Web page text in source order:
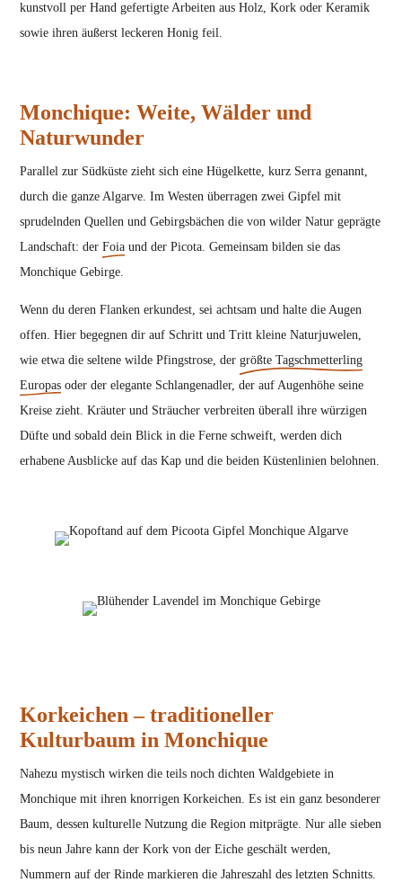
kunstvoll per Hand gefertigte Arbeiten aus Holz, Kork oder Keramik
sowie ihren äußerst leckeren Honig feil.
Monchique: Weite, Wälder und
Naturwunder
Parallel zur Südküste zieht sich eine Hügelkette, kurz Serra genannt,
durch die ganze Algarve. Im Westen überragen zwei Gipfel mit
sprudelnden Quellen und Gebirgsbächen die von wilder Natur geprägte
Landschaft: derFoia und der Picota. Gemeinsam bilden sie das
Monchique Gebirge.
Wenn du deren Flanken erkundest, sei achtsam und halte die Augen
offen. Hier begegnen dir auf Schritt und Tritt kleine Naturjuwelen,
wie etwa die seltene wilde Pfingstrose, dergrößte Tagschmetterling
Europas oder der elegante Schlangenadler, der auf Augenhöhe seine
Kreise zieht. Kräuter und Sträucher verbreiten überall ihre würzigen
Düfte und sobald dein Blick in die Ferne schweift, werden dich
erhabene Ausblicke auf das Kap und die beiden Küstenlinien belohnen.
Korkeichen – traditioneller
Kulturbaum in Monchique
Nahezu mystisch wirken die teils noch dichten Waldgebiete in
Monchique mit ihren knorrigen Korkeichen. Es ist ein ganz besonderer
Baum, dessen kulturelle Nutzung die Region mitprägte. Nur alle sieben
bis neun Jahre kann der Kork von der Eiche geschält werden,
Nummern auf der Rinde markieren die Jahreszahl des letzten Schnitts.